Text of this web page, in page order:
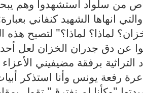
من سلواد استشهدوا وهم
للكويت بعد نكبة 1948م، والتي انهاها الشهيد
لماذا؟ لماذا؟" لتصبح
عن دق جدران الخزان لعل
برفقة مضيفيني
رفعة يونس وأنا استذكر